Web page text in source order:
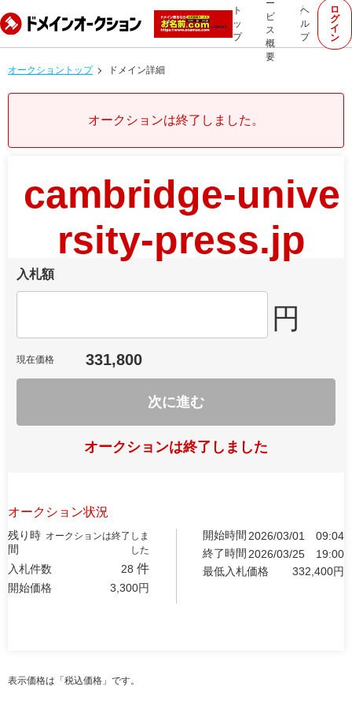
ト
ッ
プ
ー
ビ
ス
概
要
ヘ
ル
プ
ロ
グ
イ
ン
オークショントップ ドメイン詳細
オークションは終了しました。
cambridge-unive
rsity-press.jp
入札額
円
現在価格 331,800
次に進む
オークションは終了しました
オークション状況
残り時
間
オークションは終了しま
した
入札件数 28 件
開始価格 3,300円
開始時間 2026/03/01
09:04
終了時間 2026/03/25
19:00
最低入札価格
332,400円
表示価格は「税込価格」です。